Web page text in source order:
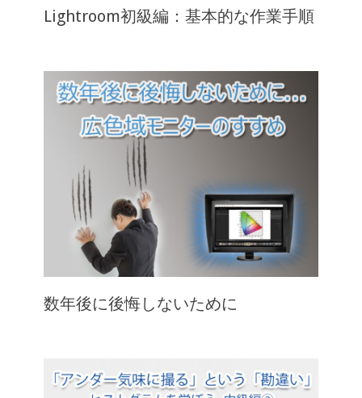
Lightroom初級編：基本的な作業手順
数年後に後悔しないために